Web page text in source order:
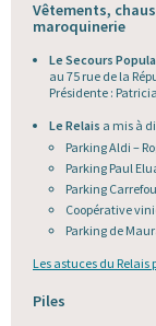
Vêtements,
maroquinerie
Le Secours
au 75 rue de la
Présidente :
Le Relais a mis à
Parking Aldi –
Parking Paul
Parking
Coopérative
Parking de
Les astuces du
Piles